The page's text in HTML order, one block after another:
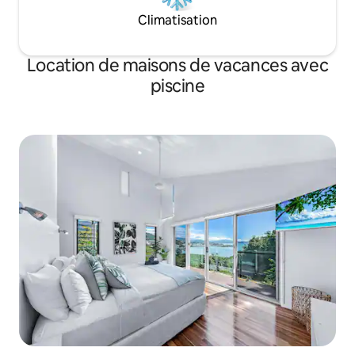
Climatisation
Location de maisons de vacances avec
piscine